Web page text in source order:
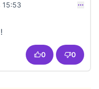
15:53
!
0 0